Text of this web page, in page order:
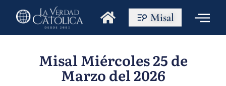
Misal
Misal Miércoles 25 de
Marzo del 2026